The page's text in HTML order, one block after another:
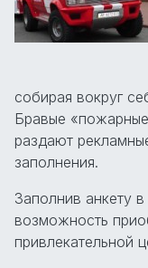
собирая вокруг
Бравые
раздают
заполнения.
Заполнив анкету
возможность
привлекательной